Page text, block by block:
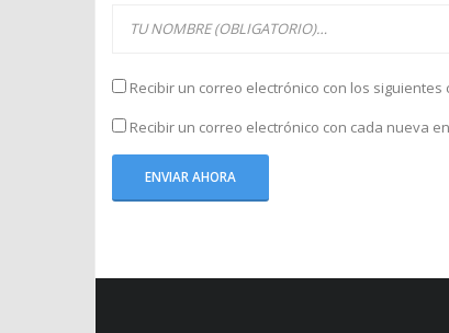
Recibir un correo electrónico con los
Recibir un correo electrónico con cada nueva